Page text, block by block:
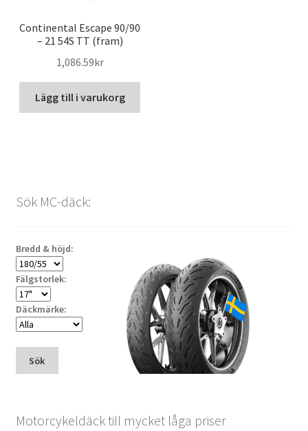
Continental Escape 90/90
– 21 54S TT (fram)
1,086.59kr
Lägg till i varukorg
Sök MC-däck:
Bredd & höjd:
Fälgstorlek:
Däckmärke:
Sök
Motorcykeldäck till mycket låga priser